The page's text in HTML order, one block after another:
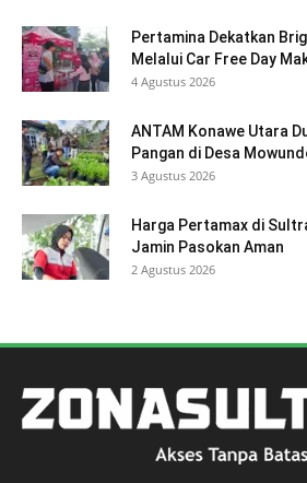
Pertamina Dekatkan
Melalui Car Free Day
4 Agustus 2026
ANTAM Konawe Utara
Pangan di Desa
3 Agustus 2026
Harga Pertamax di
Jamin Pasokan Aman
2 Agustus 2026